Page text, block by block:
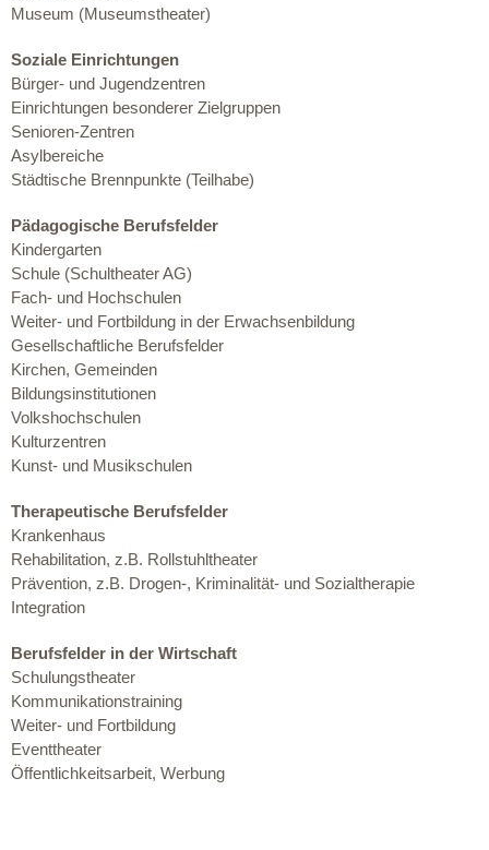
Museum (Museumstheater)
Soziale Einrichtungen
Bürger- und Jugendzentren
Einrichtungen besonderer Zielgruppen
Senioren-Zentren
Asylbereiche
Städtische Brennpunkte (Teilhabe)
Pädagogische Berufsfelder
Kindergarten
Schule (Schultheater AG)
Fach- und Hochschulen
Weiter- und Fortbildung in der Erwachsenbildung
Gesellschaftliche Berufsfelder
Kirchen, Gemeinden
Bildungsinstitutionen
Volkshochschulen
Kulturzentren
Kunst- und Musikschulen
Therapeutische Berufsfelder
Krankenhaus
Rehabilitation, z.B. Rollstuhltheater
Prävention, z.B. Drogen-, Kriminalität- und Sozialtherapie
Integration
Berufsfelder in der Wirtschaft
Schulungstheater
Kommunikationstraining
Weiter- und Fortbildung
Eventtheater
Öffentlichkeitsarbeit, Werbung